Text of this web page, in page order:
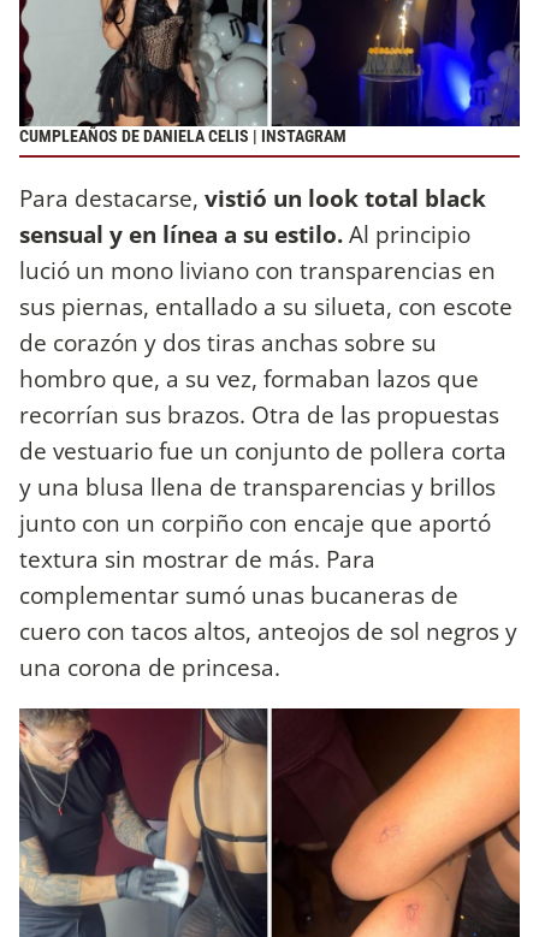
CUMPLEAÑOS DE DANIELA CELIS | INSTAGRAM
Para destacarse, vistió un look total black
sensual y en línea a su estilo.Al principio
lució un mono liviano con transparencias en
sus piernas, entallado a su silueta, con escote
de corazón y dos tiras anchas sobre su
hombro que, a su vez, formaban lazos que
recorrían sus brazos. Otra de las propuestas
de vestuario fue un conjunto de pollera corta
y una blusa llena de transparencias y brillos
junto con un corpiño con encaje que aportó
textura sin mostrar de más. Para
complementar sumó unas bucaneras de
cuero con tacos altos, anteojos de sol negros y
una corona de princesa.